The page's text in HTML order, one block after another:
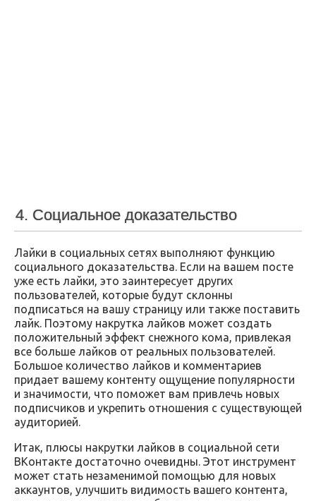
4. Социальное доказательство
Лайки в социальных сетях выполняют функцию
социального доказательства. Если на вашем посте
уже есть лайки, это заинтересует других
пользователей, которые будут склонны
подписаться на вашу страницу или также поставить
лайк. Поэтому накрутка лайков может создать
положительный эффект снежного кома, привлекая
все больше лайков от реальных пользователей.
Большое количество лайков и комментариев
придает вашему контенту ощущение популярности
и значимости, что поможет вам привлечь новых
подписчиков и укрепить отношения с существующей
аудиторией.
Итак, плюсы накрутки лайков в социальной сети
ВКонтакте достаточно очевидны. Этот инструмент
может стать незаменимой помощью для новых
аккаунтов, улучшить видимость вашего контента,